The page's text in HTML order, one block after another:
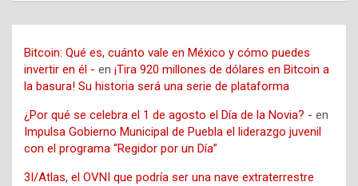
Bitcoin: Qué es, cuánto vale en México y cómo puedes
invertir en él - en ¡Tira 920 millones de dólares en Bitcoin a
la basura! Su historia será una serie de plataforma
¿Por qué se celebra el 1 de agosto el Día de la Novia? - en
Impulsa Gobierno Municipal de Puebla el liderazgo juvenil
con el programa “Regidor por un Día”
3I/Atlas, el OVNI que podría ser una nave extraterrestre